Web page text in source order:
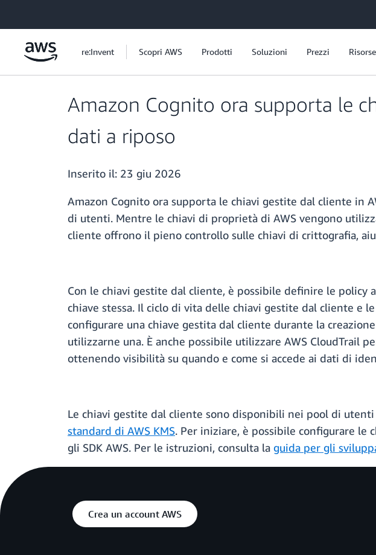
re:Invent Scopri AWS Prodotti Soluzioni Prezzi Risorse
Amazon Cognito ora supporta le
dati a riposo
Inserito il: 23 giu 2026
Amazon Cognito ora supporta le chiavi gestite dal cliente in
di utenti. Mentre le chiavi di proprietà di AWS vengono
cliente offrono il pieno controllo sulle chiavi di crittografia,
Con le chiavi gestite dal cliente, è possibile definire le
chiave stessa. Il ciclo di vita delle chiavi gestite dal cliente e
configurare una chiave gestita dal cliente durante la
utilizzarne una. È anche possibile utilizzare AWS
ottenendo visibilità su quando e come si accede ai dati di
Le chiavi gestite dal cliente sono disponibili nei pool di
standard di AWS KMS. Per iniziare, è possibile configurare
gli SDK AWS. Per le istruzioni, consulta la guida per gli
Crea un account AWS